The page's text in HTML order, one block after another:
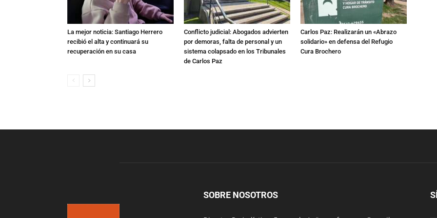
La mejor noticia: Santiago Herrero
recibió el alta y continuará su
recuperación en su casa
Conflicto judicial: Abogados advierten
por demoras, falta de personal y un
sistema colapsado en los Tribunales
de Carlos Paz
Carlos Paz: Realizarán un «Abrazo
solidario» en defensa del Refugio
Cura Brochero
SOBRE NOSOTROS